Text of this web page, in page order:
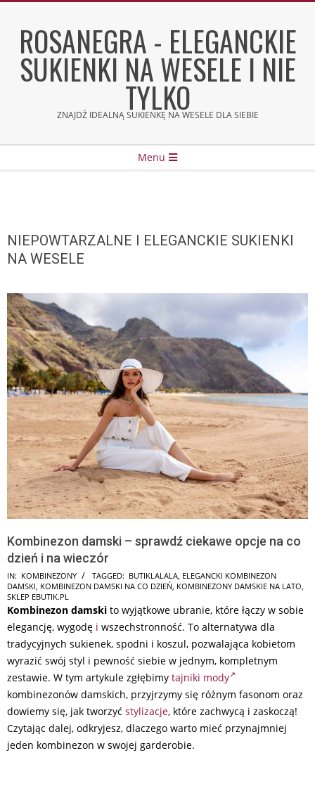
contentROSANEGRA - ELEGANCKIE
SUKIENKI NA WESELE I NIE
TYLKO
ZNAJDŹ IDEALNĄ SUKIENKĘ NA WESELE DLA SIEBIE
Menu
NIEPOWTARZALNE I ELEGANCKIE SUKIENKI
NA WESELE
Kombinezon damski – sprawdź ciekawe opcje na co
dzień i na wieczór
2026-
07-
19
IN: KOMBINEZONY TAGGED: BUTIKLALALA ELEGANCKI KOMBINEZON
DAMSKI KOMBINEZON DAMSKI NA CO DZIEŃ KOMBINEZONY DAMSKIE NA LATO
SKLEP EBUTIK.PL
Kombinezon damski to wyjątkowe ubranie, które łączy w sobie
elegancję, wygodę i wszechstronność. To alternatywa dla
tradycyjnych sukienek, spodni i koszul, pozwalająca kobietom
wyrazić swój styl i pewność siebie w jednym, kompletnym
zestawie. W tym artykule zgłębimy tajniki mody
kombinezonów damskich, przyjrzymy się różnym fasonom oraz
dowiemy się, jak tworzyć stylizacje, które zachwycą i zaskoczą!
Czytając dalej, odkryjesz, dlaczego warto mieć przynajmniej
jeden kombinezon w swojej garderobie.